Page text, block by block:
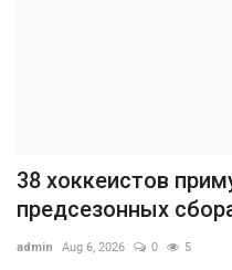
38 хоккеистов
предсезонных
admin Aug 6, 2026 0 5